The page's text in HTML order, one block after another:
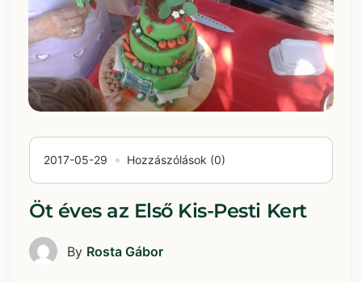
2017-05-29 Hozzászólások (0)
Öt éves az Első Kis-Pesti Kert
By Rosta Gábor